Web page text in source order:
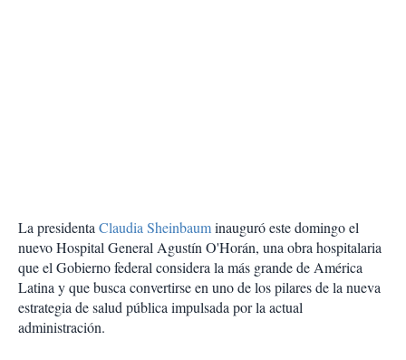
La presidentaClaudia Sheinbauminauguró este domingo el
nuevo Hospital General Agustín O'Horán, una obra hospitalaria
que el Gobierno federal considera la más grande de América
Latina y que busca convertirse en uno de los pilares de la nueva
estrategia de salud pública impulsada por la actual
administración.